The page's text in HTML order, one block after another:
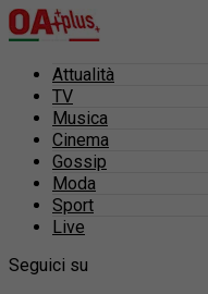
Attualità
TV
Musica
Cinema
Gossip
Moda
Sport
Live
Seguici su